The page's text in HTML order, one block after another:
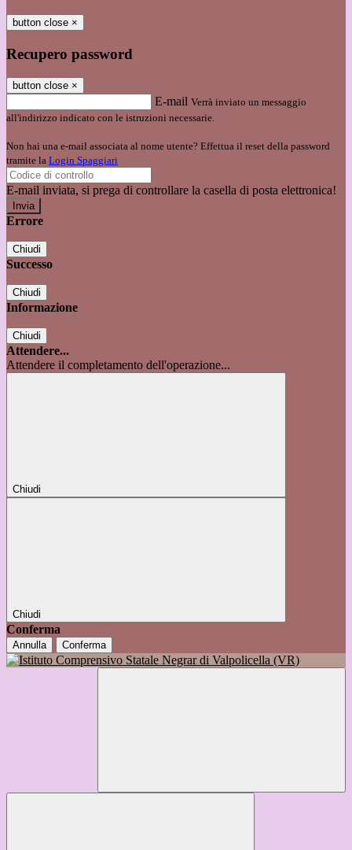
button close ×
Recupero password
button close ×
E-mail Verrà inviato un messaggio
all'indirizzo indicato con le istruzioni necessarie.
Non hai una e-mail associata al nome utente? Effettua il reset della password
tramite la Login Spaggiari
E-mail inviata, si prega di controllare la casella di posta elettronica!
Errore
Chiudi
Successo
Chiudi
Informazione
Chiudi
Attendere...
Attendere il completamento dell'operazione...
Chiudi
Chiudi
Conferma
Annulla Conferma